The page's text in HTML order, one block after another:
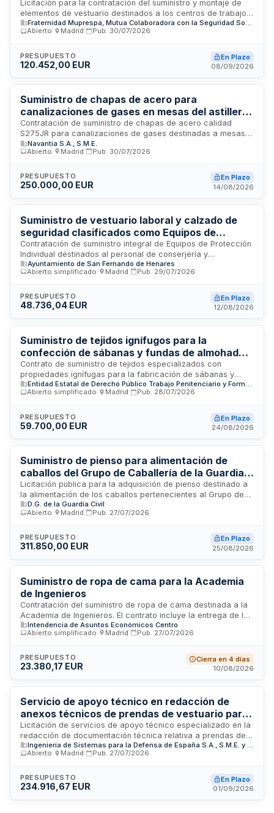
FRATERNIDAD-MUPRESPA
Licitación para la contratación del suministro y montaje de
elementos de vestuario destinados a los centros de trabajo
de FRATERNIDAD-MUPRESPA. El contrato se regirá por la
naturaleza de contrato privado conforme a la Ley de
procedimiento abierto con pluralidad de criterios de
adjudicación. Los adjudicatarios deberán contar con la
personales y materiales suficientes para la debida ejecución
de las prestaciones.
Fraternidad Muprespa, Mutua Colaboradora con la Seguridad Social nº 275
Abierto
Madrid Pub. 30/07/2026
PRESUPUESTO
120.452,00 EUR
En Plazo
08/09/2026
Suministro de chapas de acero para
canalizaciones de gases en mesas del astillero
Navantia Fene
Contratación de suministro de chapas de acero calidad
S275JR para canalizaciones de gases destinadas a mesas
de trabajo en el astillero Navantia Fene. El contrato
comprende la entrega de treinta y cinco unidades de chapas
marcado indeleble que incluya número de colada,
dimensiones y calidad. La tramitación se realiza mediante
calidad-precio.
Navantia S.A., S.M.E.
Abierto
Madrid Pub. 30/07/2026
PRESUPUESTO
250.000,00 EUR
En Plazo
14/08/2026
Suministro de vestuario laboral y calzado de
seguridad clasificados como Equipos de
Protección Individual para el personal municipal
del Ayuntamiento de San Fernando de Henares
Contratación de suministro integral de Equipos de Protección
Individual destinados al personal de conserjería y
subalternos del Ayuntamiento de San Fernando de Henares. El
suministro incluye prendas de protección y calzado de
riesgos laborales. El contrato se estructura como lote único
para garantizar uniformidad técnica, coordinación eficiente y
individual.
Ayuntamiento de San Fernando de Henares
Abierto simplificado
Madrid Pub. 29/07/2026
PRESUPUESTO
48.736,04 EUR
En Plazo
12/08/2026
Suministro de tejidos ignífugos para la
confección de sábanas y fundas de almohadas
destinadas a Instituciones Penitenciarias
Contrato de suministro de tejidos especializados con
propiedades ignífugas para la fabricación de sábanas y
fundas de almohadas que serán utilizadas en las
instalaciones penitenciarias dependientes de la Secretaría
responde a las necesidades operativas de la Entidad Estatal
de Derecho Público Trabajo Penitenciario y Formación para
del Sector Público.
Entidad Estatal de Derecho Público Trabajo Penitenciario y Formación para el Empleo
Abierto simplificado
Madrid Pub. 28/07/2026
PRESUPUESTO
59.700,00 EUR
En Plazo
24/08/2026
Suministro de pienso para alimentación de
caballos del Grupo de Caballería de la Guardia
Civil
Licitación pública para la adquisición de pienso destinado a
la alimentación de los caballos pertenecientes al Grupo de
Caballería de la Guardia Civil durante las anualidades 2027,
2028 y 2029. El contrato se adjudicará mediante
sin división en lotes. La Dirección General de la Guardia Civil
licita este suministro a través de su Jefatura de Asuntos
órgano destinatario.
D.G. de la Guardia Civil
Abierto
Madrid Pub. 27/07/2026
PRESUPUESTO
311.850,00 EUR
En Plazo
25/08/2026
Suministro de ropa de cama para la Academia
de Ingenieros
Contratación del suministro de ropa de cama destinada a la
Academia de Ingenieros. El contrato incluye la entrega de los
artículos especificados en el pliego de prescripciones
técnicas particulares, con un plazo máximo de ejecución de
adjudicatario deberá garantizar una calidad mínima de un
año y asumir todos los costes derivados de la prestación.
Intendencia de Asuntos Económicos Centro
Abierto simplificado
Madrid Pub. 27/07/2026
PRESUPUESTO
23.380,17 EUR
Cierra en 4 días
10/08/2026
Servicio de apoyo técnico en redacción de
anexos técnicos de prendas de vestuario para
la Guardia Civil
Licitación de servicios de apoyo técnico especializado en la
redacción de documentación técnica relativa a prendas de
vestuario destinadas a la Jefatura de la Guardia Civil. La
empresa contratada prestará asistencia en la elaboración
materiales, normas de calidad y requisitos funcionales de
uniformes y prendas de equipamiento. Este contrato,
Ingeniería de Sistemas para la Defensa de España S.A., S.M.E. y M.P.
Abierto
Madrid Pub. 27/07/2026
PRESUPUESTO
234.916,67 EUR
En Plazo
01/09/2026